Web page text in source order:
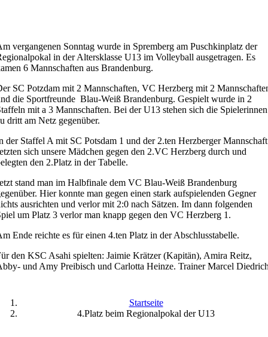
vergangenen Sonntag wurde in Spremberg am Puschkinplatz der
in der Altersklasse U13 im Volleyball ausgetragen. Es
6 Mannschaften aus Brandenburg.
SC Potzdam mit 2 Mannschaften, VC Herzberg mit 2
die Sportfreunde Blau-Weiß Brandenburg. Gespielt wurde in 2
mit a 3 Mannschaften. Bei der U13 stehen sich die Spielerinnen
dritt am Netz gegenüber.
der Staffel A mit SC Potsdam 1 und der 2.ten Herzberger Mannschaft
sich unsere Mädchen gegen den 2.VC Herzberg durch und
den 2.Platz in der Tabelle.
stand man im Halbfinale dem VC Blau-Weiß Brandenburg
Hier konnte man gegen einen stark aufspielenden Gegner
ausrichten und verlor mit 2:0 nach Sätzen. Im dann folgenden
um Platz 3 verlor man knapp gegen den VC Herzberg 1.
Ende reichte es für einen 4.ten Platz in der Abschlusstabelle.
den KSC Asahi spielten: Jaimie Krätzer (Kapitän), Amira Reitz,
und Amy Preibisch und Carlotta Heinze. Trainer Marcel
Startseite
4.Platz beim Regionalpokal der U13